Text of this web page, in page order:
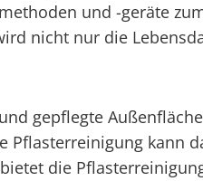
und -geräte
nicht nur die
gepflegte
Pflasterreinigung kann
die